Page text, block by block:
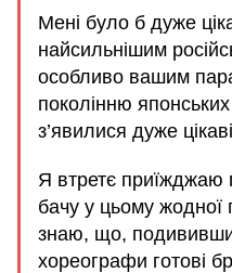
Мені було б дуже
найсильнішим
особливо вашим
поколінню
з’явилися дуже
Я втретє приїжджаю
бачу у цьому
знаю, що,
хореографи готові